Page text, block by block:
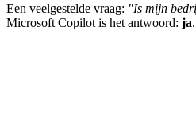
Een veelgestelde vraag: "Is mijn
Microsoft Copilot is het antwoord: ja.